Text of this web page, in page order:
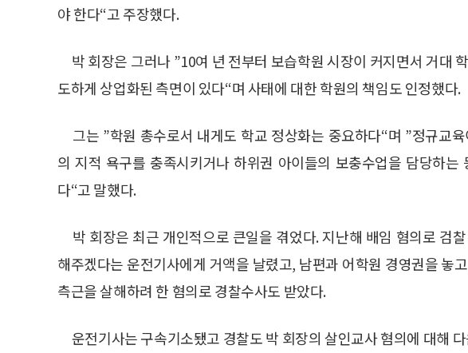
야 한다“고 주장했다.
박 회장은 그러나 ”10여 년 전부터 보습학원 시장이 커지면서 거대
도하게 상업화된 측면이 있다“며 사태에 대한 학원의 책임도 인정했다.
그는 ”학원 총수로서 내게도 학교 정상화는 중요하다“며 ”정규교
의 지적 욕구를 충족시키거나 하위권 아이들의 보충수업을 담당하
다“고 말했다.
박 회장은 최근 개인적으로 큰일을 겪었다. 지난해 배임 혐의로 검
해주겠다는 운전기사에게 거액을 날렸고, 남편과 어학원 경영권을 놓
측근을 살해하려 한 혐의로 경찰수사도 받았다.
운전기사는 구속기소됐고 경찰도 박 회장의 살인교사 혐의에 대해